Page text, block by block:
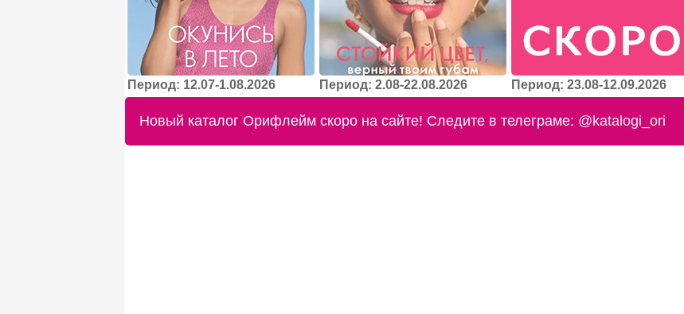
Период: 12.07-1.08.2026 Период: 2.08-22.08.2026 Период: 23.08-12.09.2026
Новый каталог Орифлейм скоро на сайте! Следите в телеграме: @katalogi_ori